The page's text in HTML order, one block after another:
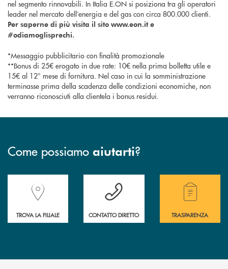
nel segmento rinnovabili. In Italia E.ON si posiziona tra gli operatori
leader nel mercato dell’energia e del gas con circa 800.000 clienti.
Per saperne di più visita il sito www.eon.it e
#odiamoglisprechi.
*Messaggio pubblicitario con finalità promozionale
**Bonus di 25€ erogato in due rate: 10€ nella prima bolletta utile e
15€ al 12° mese di fornitura. Nel caso in cui la somministrazione
terminasse prima della scadenza delle condizioni economiche, non
verranno riconosciuti alla clientela i bonus residui.
Come possiamo aiutarti?
Accedi all' elenco completo delle filiali della Banca.
TROVA LA FILIALE
Hai bisogno di assistenza immediata?
CONTATTO DIRETTO
Hai bisogno di
TRASPARENZA